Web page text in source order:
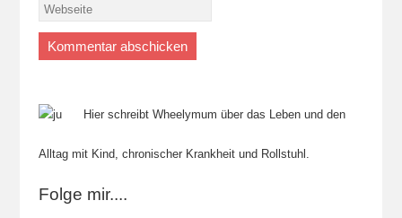
Hier schreibt Wheelymum über das Leben und den
Alltag mit Kind, chronischer Krankheit und Rollstuhl.
Folge mir....